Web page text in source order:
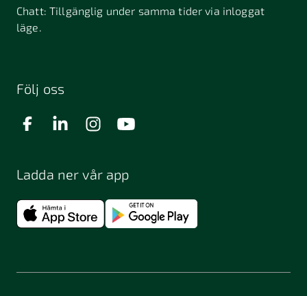
Chatt:Tillgänglig under samma tider via inloggat
läge.
Följ oss
Ladda ner vår app